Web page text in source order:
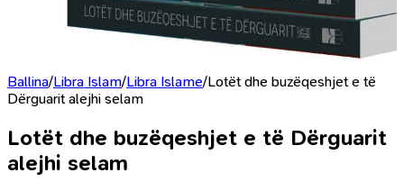
Ballina/Libra Islam/Libra Islame/Lotët dhe buzëqeshjet e të
Dërguarit alejhi selam
Lotët dhe buzëqeshjet e të Dërguarit
alejhi selam